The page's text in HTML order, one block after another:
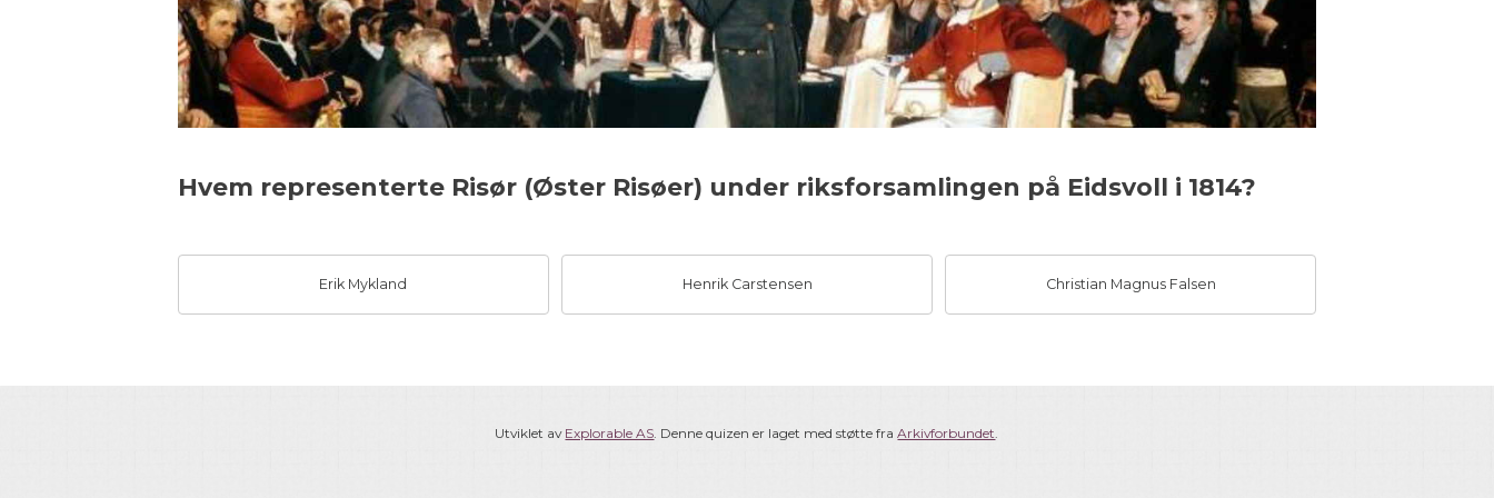
Hvem representerte Risør (Øster Risøer) under riksforsamlingen på Eidsvoll i 1814?
Erik Mykland Henrik Carstensen Christian Magnus Falsen
Utviklet av Explorable AS. Denne quizen er laget med støtte fraArkivforbundet.